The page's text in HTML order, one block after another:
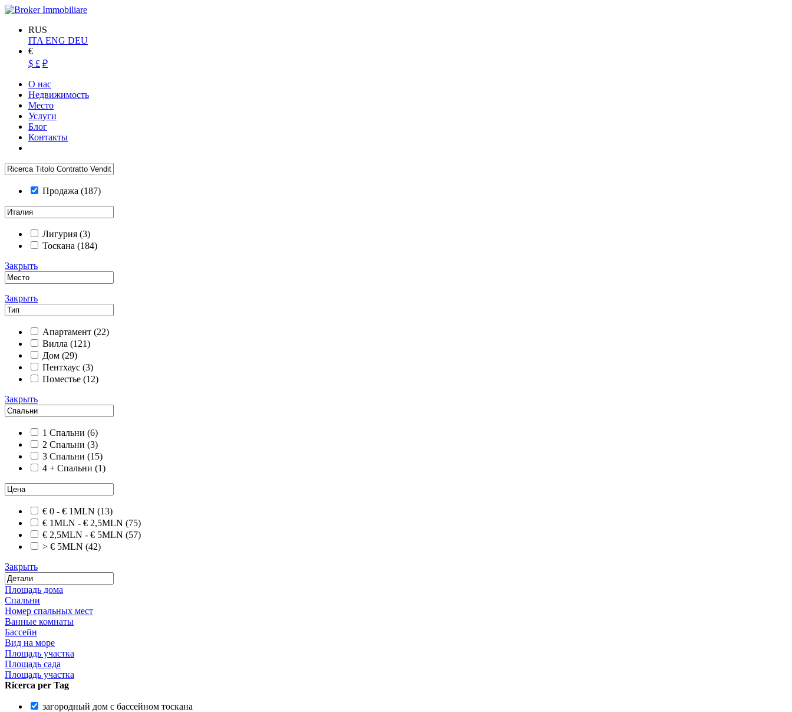
RUS
ITA ENG DEU
€
$ £ ₽
О нас
Недвижимость
Место
Услуги
Блог
Контакты
Продажа (187)
Лигурия (3)
Тоскана (184)
Закрыть
Закрыть
Апартамент (22)
Вилла (121)
Дом (29)
Пентхаус (3)
Поместье (12)
Закрыть
1 Спальни (6)
2 Спальни (3)
3 Спальни (15)
4 + Спальни (1)
€ 0 - € 1MLN (13)
€ 1MLN - € 2,5MLN (75)
€ 2,5MLN - € 5MLN (57)
> € 5MLN (42)
Закрыть
Площадь дома
Спальни
Номер спальных мест
Ванные комнаты
Бассейн
Вид на море
Площадь участка
Площадь сада
Площадь участка
Ricerca per Tag
загородный дом с бассейном тоскана